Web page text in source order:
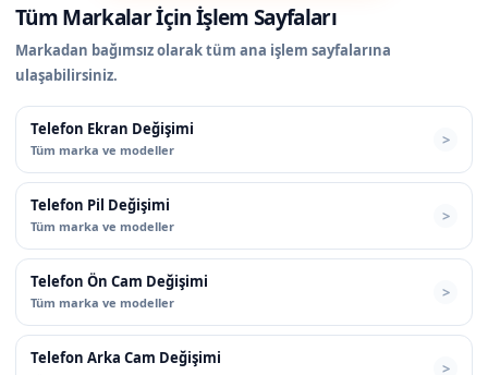
Tüm Markalar İçin İşlem Sayfaları
Markadan bağımsız olarak tüm ana işlem sayfalarına
ulaşabilirsiniz.
Telefon Ekran Değişimi
Tüm marka ve modeller
Telefon Pil Değişimi
Tüm marka ve modeller
Telefon Ön Cam Değişimi
Tüm marka ve modeller
Telefon Arka Cam Değişimi